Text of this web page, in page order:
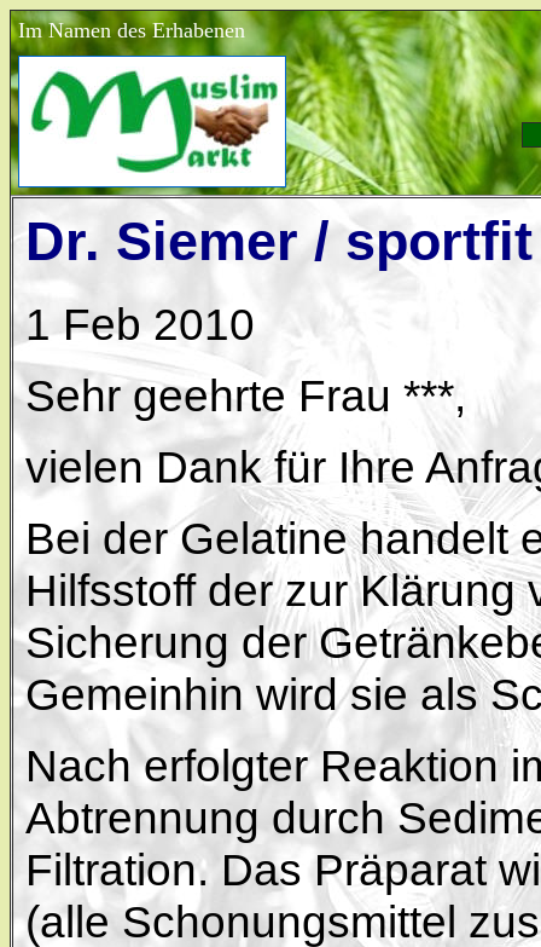
Im Namen des Erhabenen
Dr. Siemer /
1 Feb 2010
Sehr geehrte Frau ***,
vielen Dank für Ihre
Bei der Gelatine handelt
Hilfsstoff der zur Klärung
Sicherung der
Gemeinhin wird sie als
Nach erfolgter Reaktion
Abtrennung durch
Filtration. Das Präparat
(alle Schonungsmittel